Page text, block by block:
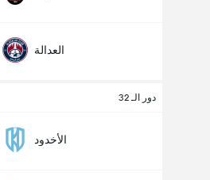
العدالة
دور الـ 32
الأخدود